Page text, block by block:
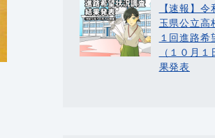
【速報】
玉県公立高
１回進路希
（１０月
果発表